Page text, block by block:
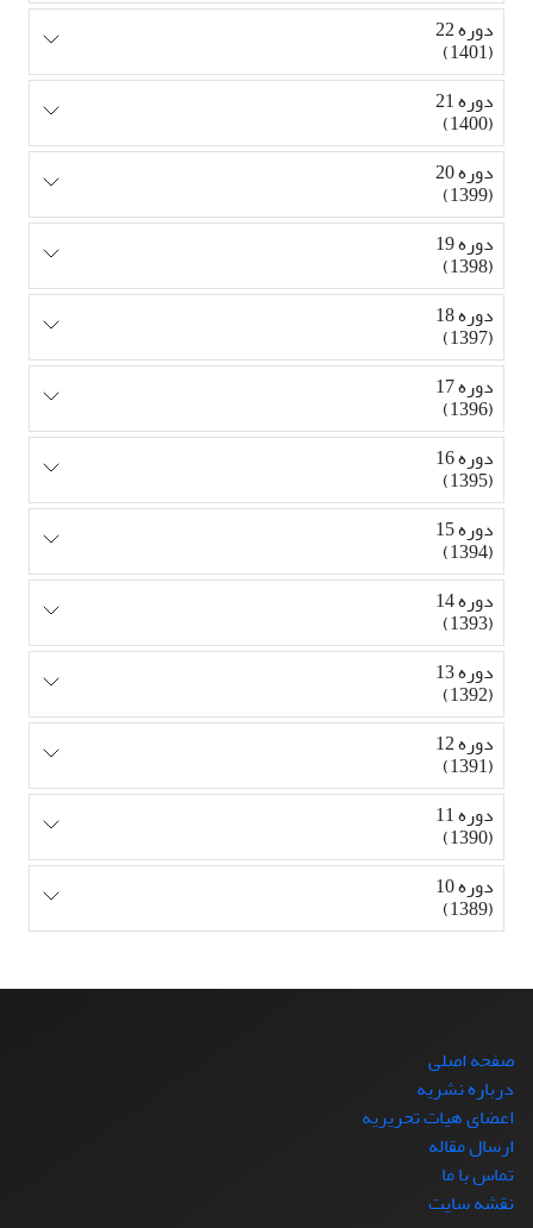
دوره 22
(1401)
دوره 21
(1400)
دوره 20
(1399)
دوره 19
(1398)
دوره 18
(1397)
دوره 17
(1396)
دوره 16
(1395)
دوره 15
(1394)
دوره 14
(1393)
دوره 13
(1392)
دوره 12
(1391)
دوره 11
(1390)
دوره 10
(1389)
صفحه اصلی
درباره نشریه
اعضای هیات تحریریه
ارسال مقاله
تماس با ما
نقشه سایت